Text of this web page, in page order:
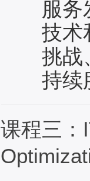
服务发
技术和
挑战、
持续
课程三：